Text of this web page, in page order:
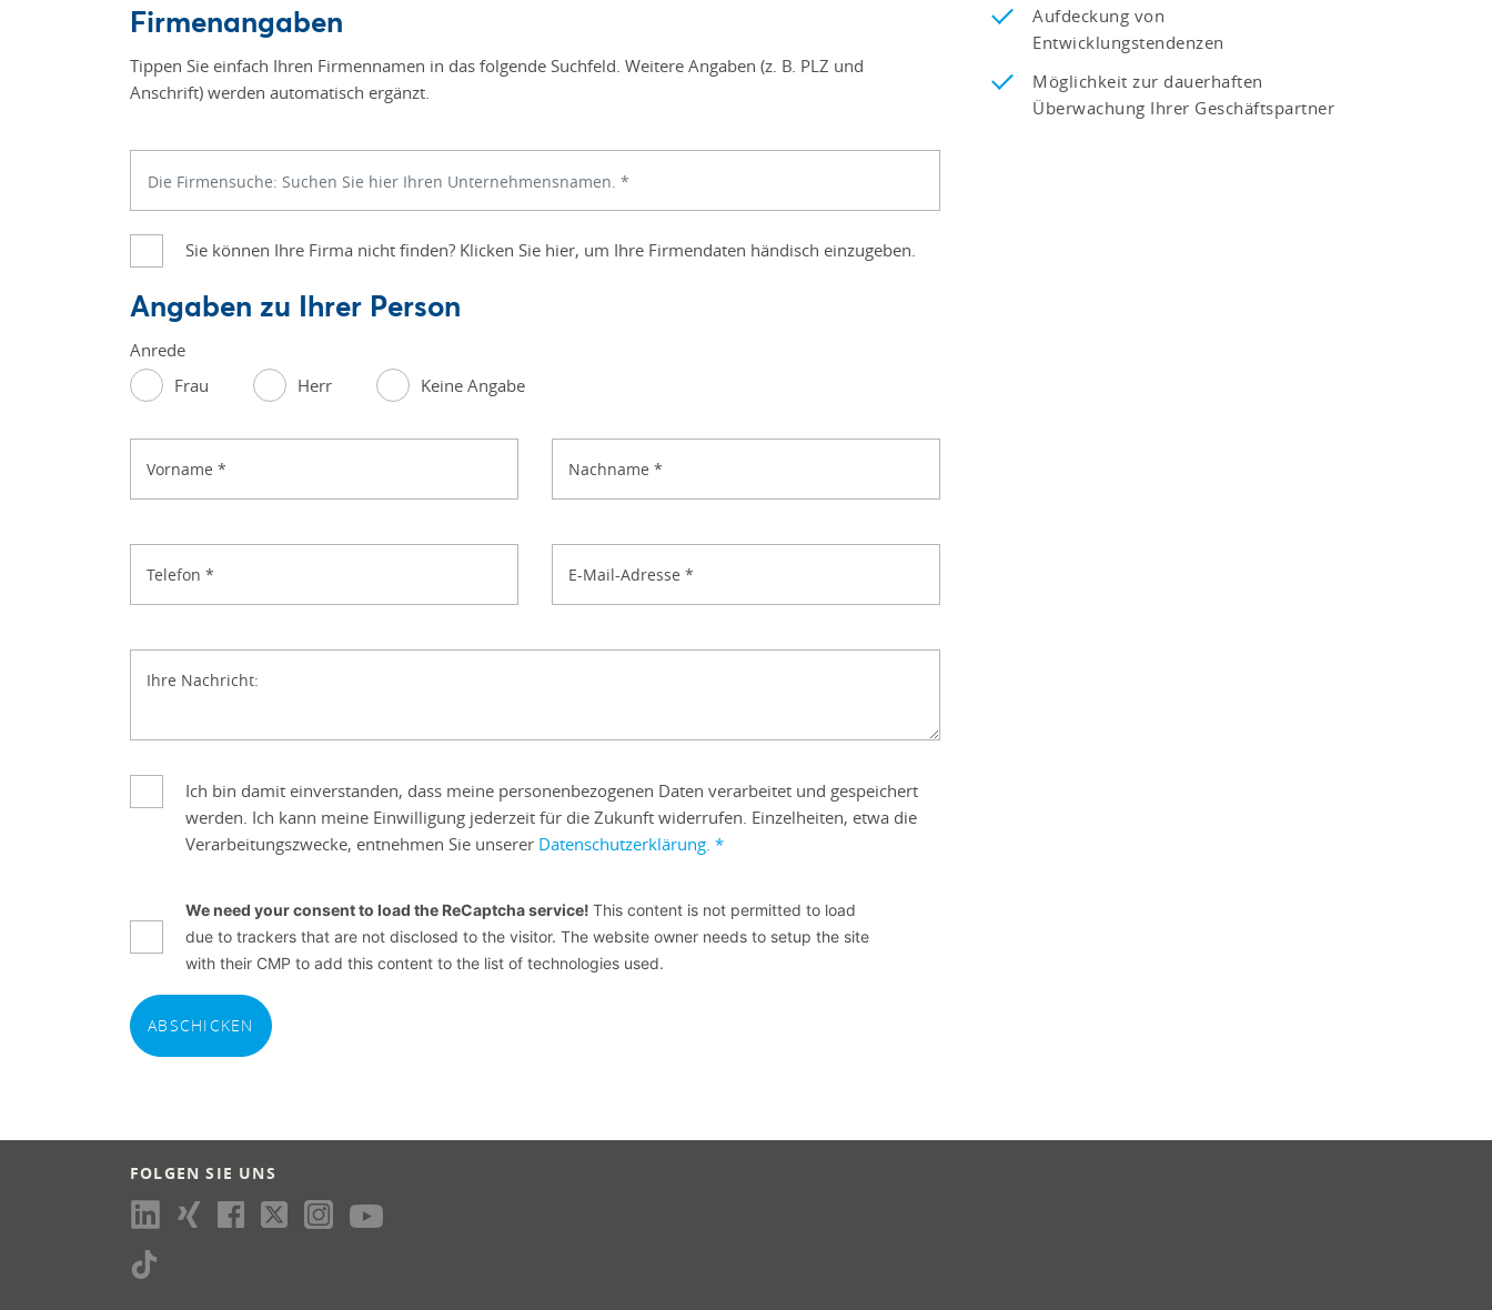
Firmenangaben
Tippen Sie einfach Ihren Firmennamen in das folgende Suchfeld. Weitere Angaben (z. B. PLZ und
Anschrift) werden automatisch ergänzt.
Sie können Ihre Firma nicht finden? Klicken Sie hier, um Ihre Firmendaten händisch einzugeben.
Angaben zu Ihrer Person
Anrede
Frau
Herr Keine Angabe
Vorname * Nachname *
Telefon * E-Mail-Adresse *
Ihre Nachricht:
Ich bin damit einverstanden, dass meine personenbezogenen Daten verarbeitet und gespeichert
werden. Ich kann meine Einwilligung jederzeit für die Zukunft widerrufen. Einzelheiten, etwa die
Verarbeitungszwecke, entnehmen Sie unserer Datenschutzerklärung. *
We need your consent to load the ReCaptcha service! This content is not permitted to load
due to trackers that are not disclosed to the visitor. The website owner needs to setup the site
with their CMP to add this content to the list of technologies used.
ABSCHICKEN
Aufdeckung von
Entwicklungstendenzen
Möglichkeit zur dauerhaften
Überwachung Ihrer Geschäftspartner
FOLGEN SIE UNS